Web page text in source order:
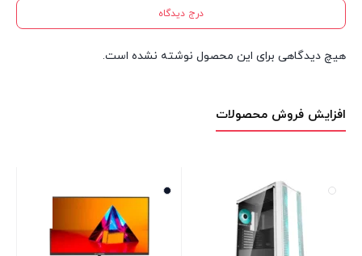
درج دیدگاه
هیچ دیدگاهی برای این محصول نوشته نشده است.
افزایش فروش محصولات